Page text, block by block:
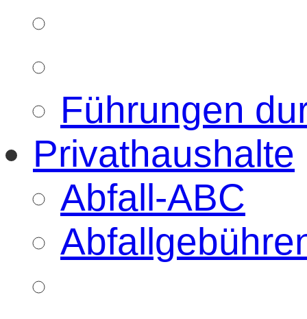
Führungen
Privathaushalte
Abfall-ABC